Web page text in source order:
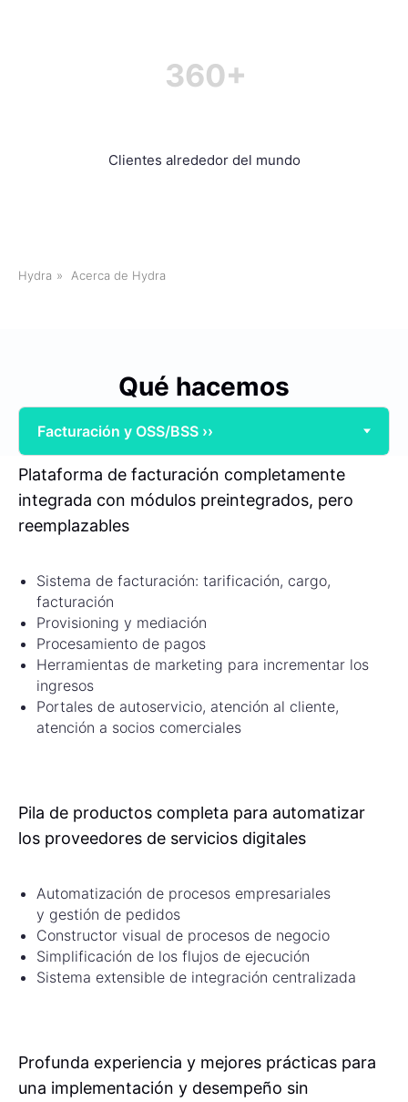
Clientes alrededor del mundo
360+
Hydra » Acerca de Hydra
Qué hacemos
Plataforma de facturación completamente
integrada con módulos preintegrados, pero
reemplazables
Sistema de facturación: tarificación, cargo,
facturación
Provisioning y mediación
Procesamiento de pagos
Herramientas de marketing para incrementar los
ingresos
Portales de autoservicio, atención al cliente,
atención a socios comerciales
Pila de productos completa para automatizar
los proveedores de servicios digitales
Automatización de procesos empresariales
y gestión de pedidos
Constructor visual de procesos de negocio
Simplificación de los flujos de ejecución
Sistema extensible de integración centralizada
Profunda experiencia y mejores prácticas para
una implementación y desempeño sin